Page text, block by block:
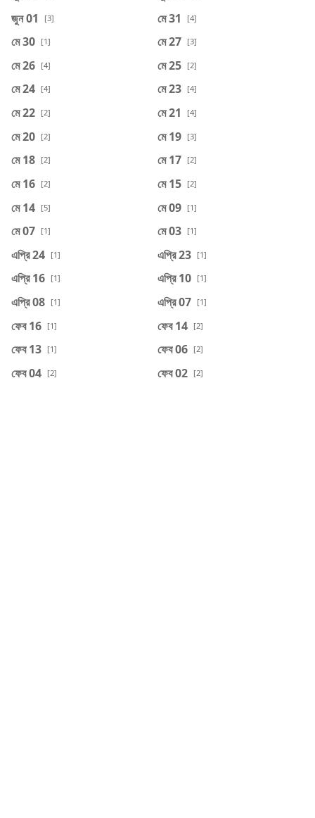
জুন 01 [3] মে 31 [4]
মে 30 [1] মে 27 [3]
মে 26 [4] মে 25 [2]
মে 24 [4] মে 23 [4]
মে 22 [2] মে 21 [4]
মে 20 [2] মে 19 [3]
মে 18 [2] মে 17 [2]
মে 16 [2] মে 15 [2]
মে 14 [5] মে 09 [1]
মে 07 [1] মে 03 [1]
এপ্রি 24 [1] এপ্রি 23 [1]
এপ্রি 16 [1] এপ্রি 10 [1]
এপ্রি 08 [1] এপ্রি 07 [1]
ফেব 16 [1] ফেব 14 [2]
ফেব 13 [1] ফেব 06 [2]
ফেব 04 [2] ফেব 02 [2]